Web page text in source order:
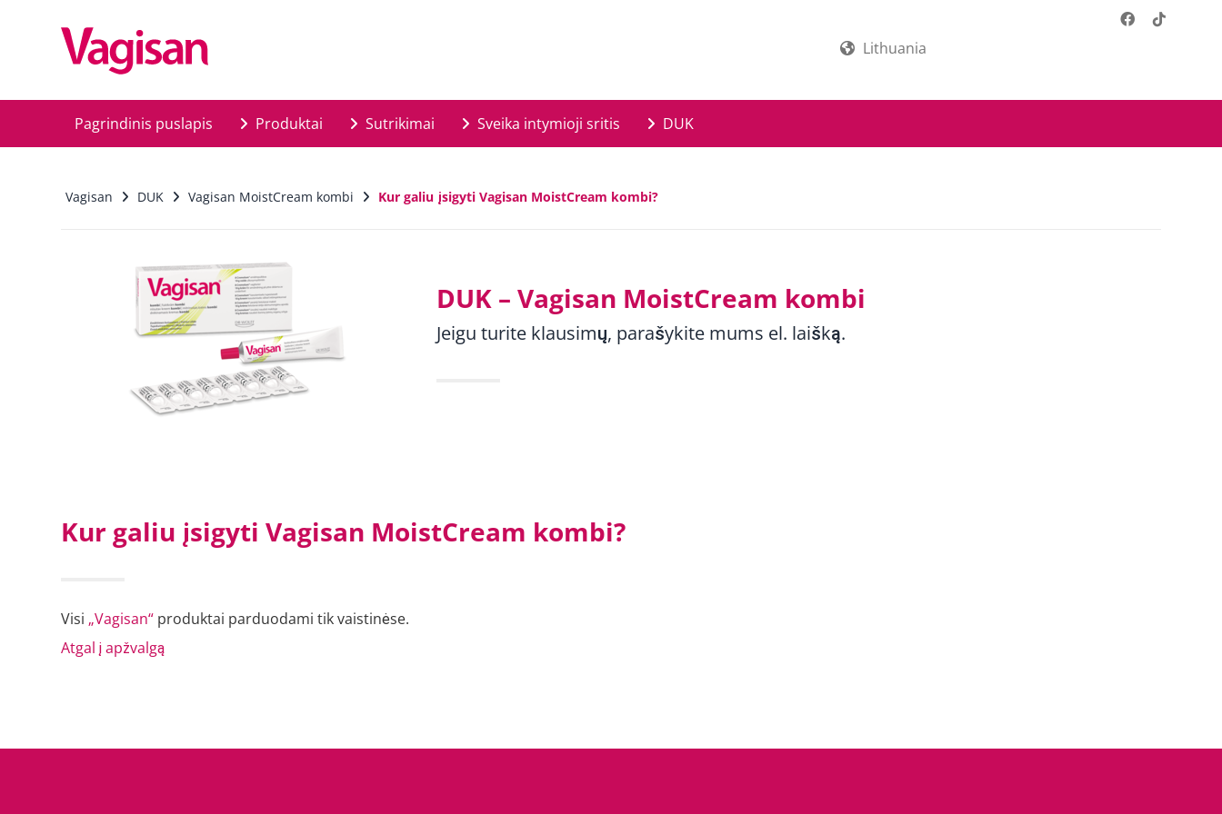
Lithuania
Pagrindinis puslapis Produktai Sutrikimai Sveika intymioji sritis DUK
Vagisan DUK Vagisan MoistCream kombi Kur galiu įsigyti Vagisan MoistCream kombi?
DUK – Vagisan MoistCream kombi
Jeigu turite klausimų, parašykite mums el. laišką.
Kur galiu įsigyti Vagisan MoistCream kombi?
Visi „Vagisan“ produktai parduodami tik vaistinėse.
Atgal į apžvalgą